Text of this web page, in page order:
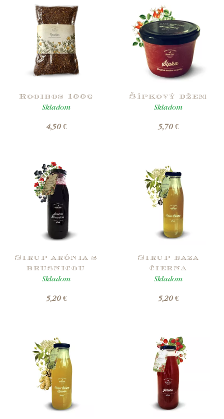
Rooibos 100g
Skladom
4,50 €
Šípkový džem
Skladom
5,70 €
Sirup arónia s
brusnicou
Skladom
5,20 €
Sirup baza
čierna
Skladom
5,20 €